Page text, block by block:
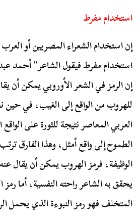
استخدام مفرط
إن استخدام الشعراء المصريين أو
استخدام مفرط فيقول الشاعر” أحمد
إن الرمز في الشعر الأوروبي يمكن أن
للهروب من الواقع إلى الغيب، في حين
العربي المعاصر نتيجة للثورة على
الطموح إلى واقع أمثل، وهذا الفارق
الوظيفة، فرمز الهروب يمكن أن يقال
يحقق به الشاعر راحته النفسية، أما رمز
المتخلف فهو رمز النبوءة الذي يحمل